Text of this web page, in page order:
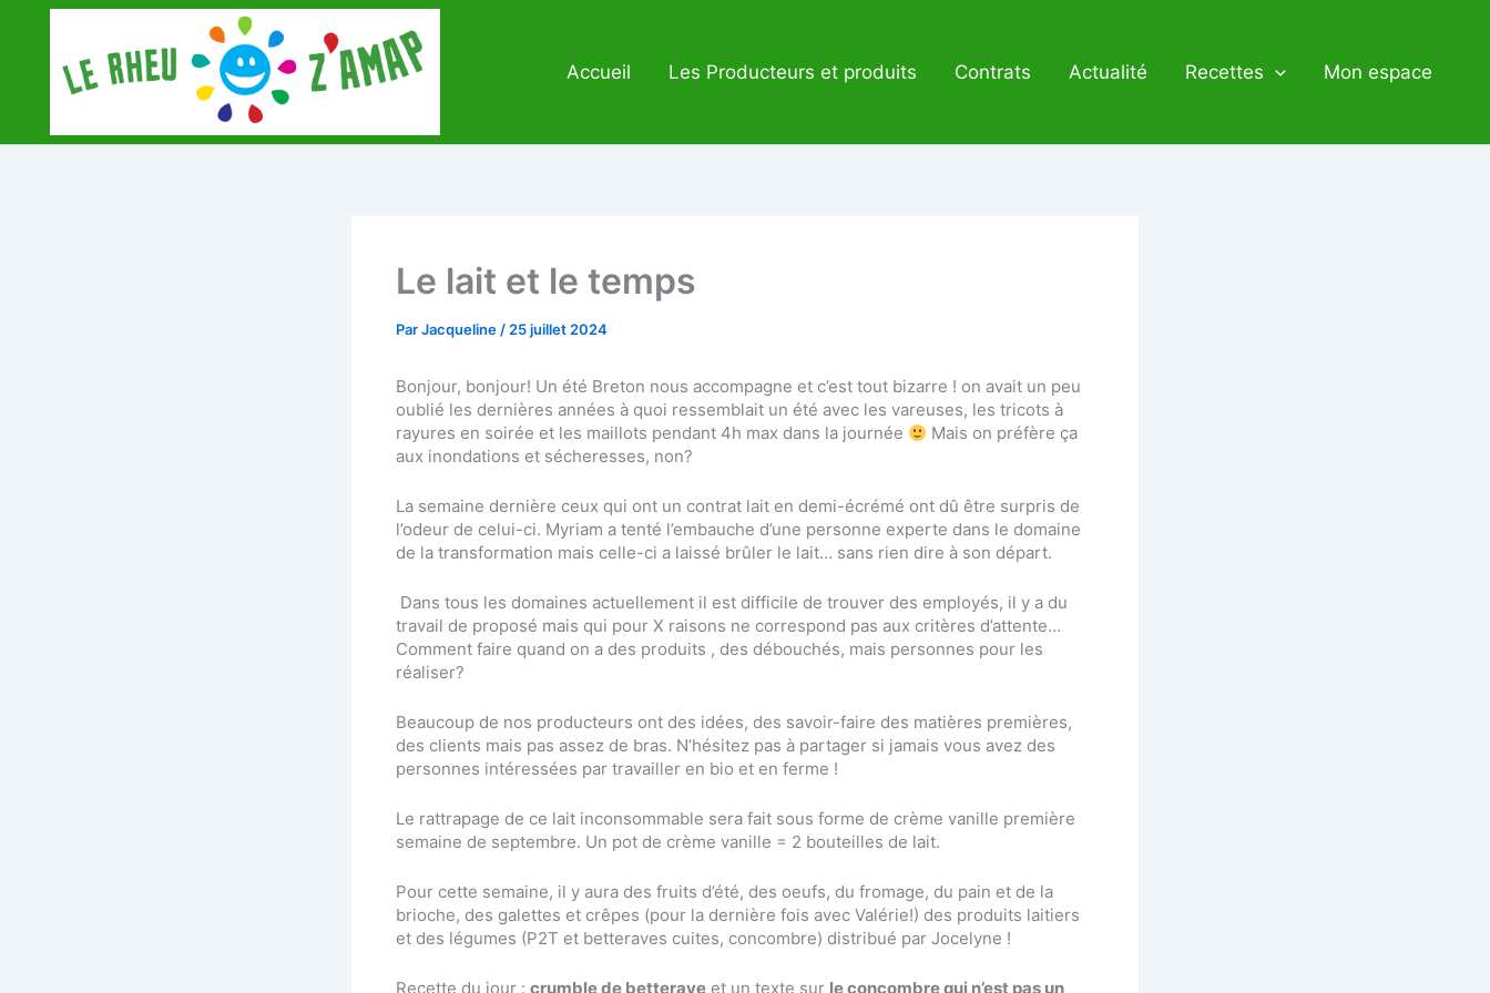
contenu
Accueil Les Producteurs et produits Contrats Actualité Recettes Mon espace
Le lait et le temps
ParJacqueline / 25 juillet 2024
Bonjour, bonjour! Un été Breton nous accompagne et c’est tout bizarre ! on avait un peu
oublié les dernières années à quoi ressemblait un été avec les vareuses, les tricots à
rayures en soirée et les maillots pendant 4h max dans la journée
Mais on préfère ça
aux inondations et sécheresses, non?
La semaine dernière ceux qui ont un contrat lait en demi-écrémé ont dû être surpris de
l’odeur de celui-ci. Myriam a tenté l’embauche d’une personne experte dans le domaine
de la transformation mais celle-ci a laissé brûler le lait… sans rien dire à son départ.
Dans tous les domaines actuellement il est difficile de trouver des employés, il y a du
travail de proposé mais qui pour X raisons ne correspond pas aux critères d’attente…
Comment faire quand on a des produits , des débouchés, mais personnes pour les
réaliser?
Beaucoup de nos producteurs ont des idées, des savoir-faire des matières premières,
des clients mais pas assez de bras. N’hésitez pas à partager si jamais vous avez des
personnes intéressées par travailler en bio et en ferme !
Le rattrapage de ce lait inconsommable sera fait sous forme de crème vanille première
semaine de septembre. Un pot de crème vanille = 2 bouteilles de lait.
Pour cette semaine, il y aura des fruits d’été, des oeufs, du fromage, du pain et de la
brioche, des galettes et crêpes (pour la dernière fois avec Valérie!) des produits laitiers
et des légumes (P2T et betteraves cuites, concombre) distribué par Jocelyne !
Recette du jour : crumble de betterave et un texte sur le concombre qui n’est pas un